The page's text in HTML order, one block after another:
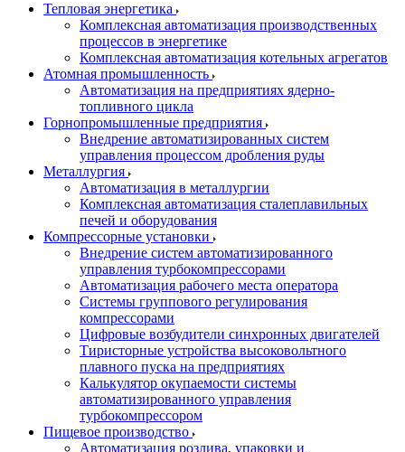
Тепловая энергетика
Комплексная автоматизация производственных
процессов в энергетике
Комплексная автоматизация котельных агрегатов
Атомная промышленность
Автоматизация на предприятиях ядерно-
топливного цикла
Горнопромышленные предприятия
Внедрение автоматизированных систем
управления процессом дробления руды
Металлургия
Автоматизация в металлургии
Комплексная автоматизация сталеплавильных
печей и оборудования
Компрессорные установки
Внедрение систем автоматизированного
управления турбокомпрессорами
Автоматизация рабочего места оператора
Системы группового регулирования
компрессорами
Цифровые возбудители синхронных двигателей
Тиристорные устройства высоковольтного
плавного пуска на предприятиях
Калькулятор окупаемости системы
автоматизированного управления
турбокомпрессором
Пищевое производство
Автоматизация розлива, упаковки и